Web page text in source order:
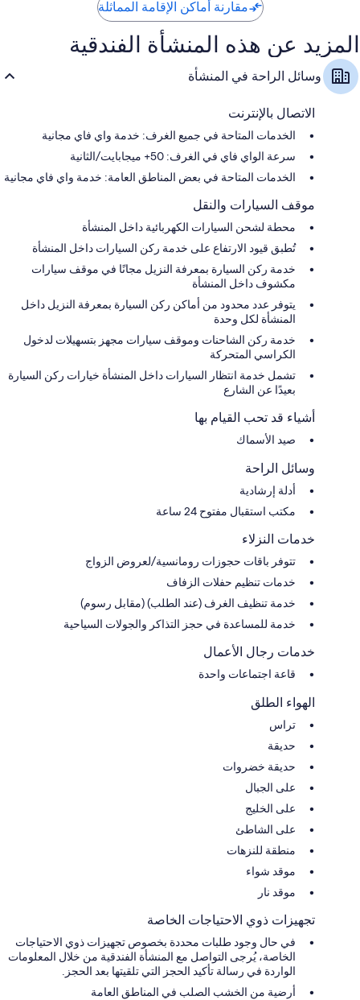
مقارنة أماكن الإقامة المماثلة
المزيد عن هذه المنشأة الفندقية
وسائل الراحة في المنشأة
الاتصال بالإنترنت
الخدمات المتاحة في جميع الغرف: خدمة واي فاي مجانية
سرعة الواي فاي في الغرف: 50+ ميجابايت/الثانية
الخدمات المتاحة في بعض المناطق العامة: خدمة واي فاي مجانية
موقف السيارات والنقل
محطة لشحن السيارات الكهربائية داخل المنشأة
تُطبق قيود الارتفاع على خدمة ركن السيارات داخل المنشأة
خدمة ركن السيارة بمعرفة النزيل مجانًا في موقف سيارات
مكشوف داخل المنشأة
يتوفر عدد محدود من أماكن ركن السيارة بمعرفة النزيل داخل
المنشأة لكل وحدة
خدمة ركن الشاحنات وموقف سيارات مجهز بتسهيلات لدخول
الكراسي المتحركة
تشمل خدمة انتظار السيارات داخل المنشأة خيارات ركن السيارة
بعيدًا عن الشارع
أشياء قد تحب القيام بها
صيد الأسماك
وسائل الراحة
أدلة إرشادية
مكتب استقبال مفتوح 24 ساعة
خدمات النزلاء
تتوفر باقات حجوزات رومانسية/لعروض الزواج
خدمات تنظيم حفلات الزفاف
خدمة تنظيف الغرف (عند الطلب) (مقابل رسوم)
خدمة للمساعدة في حجز التذاكر والجولات السياحية
خدمات رجال الأعمال
قاعة اجتماعات واحدة
الهواء الطلق
تراس
حديقة
حديقة خضروات
على الجبال
على الخليج
على الشاطئ
منطقة للنزهات
موقد شواء
موقد نار
تجهيزات ذوي الاحتياجات الخاصة
في حال وجود طلبات محددة بخصوص تجهيزات ذوي الاحتياجات
الخاصة، يُرجى التواصل مع المنشأة الفندقية من خلال المعلومات
الواردة في رسالة تأكيد الحجز التي تلقيتها بعد الحجز.
أرضية من الخشب الصلب في المناطق العامة